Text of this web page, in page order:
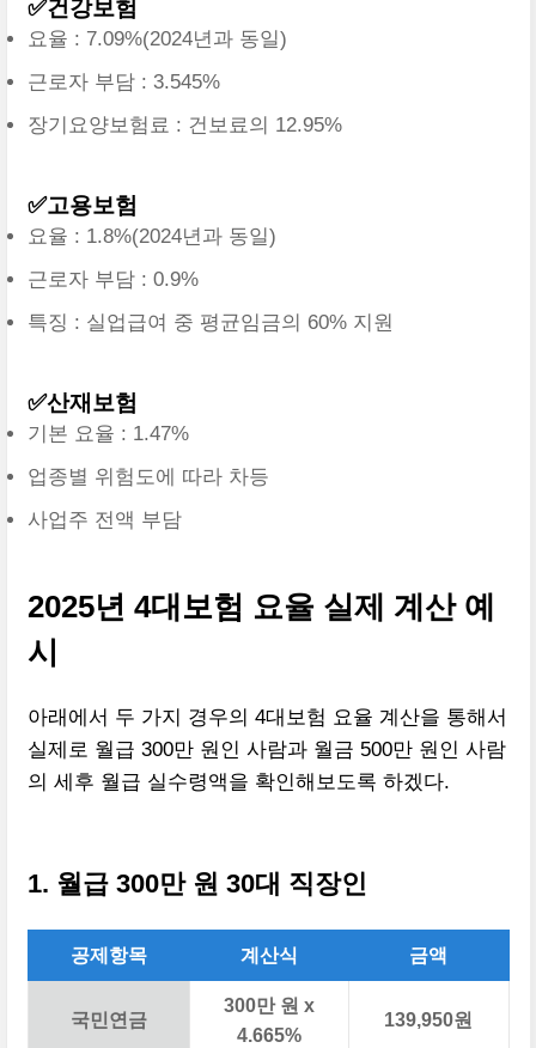
✅건강보험
요율 : 7.09%(2024년과 동일)
근로자 부담 : 3.545%
장기요양보험료 : 건보료의 12.95%
✅고용보험
요율 : 1.8%(2024년과 동일)
근로자 부담 : 0.9%
특징 : 실업급여 중 평균임금의 60% 지원
✅산재보험
기본 요율 : 1.47%
업종별 위험도에 따라 차등
사업주 전액 부담
2025년 4대보험 요율 실제 계산 예
시
아래에서 두 가지 경우의 4대보험 요율 계산을 통해서
실제로 월급 300만 원인 사람과 월금 500만 원인 사람
의 세후 월급 실수령액을 확인해보도록 하겠다.
1. 월급 300만 원 30대 직장인
공제항목 계산식 금액
국민연금
300만 원 x
4.665%
139,950원